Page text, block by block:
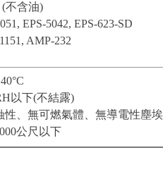
(不含油)
EPS-5042, EPS-623-SD
AMP-232
以下(不結露)
性、無可燃氣體、無導電性塵埃
公尺以下